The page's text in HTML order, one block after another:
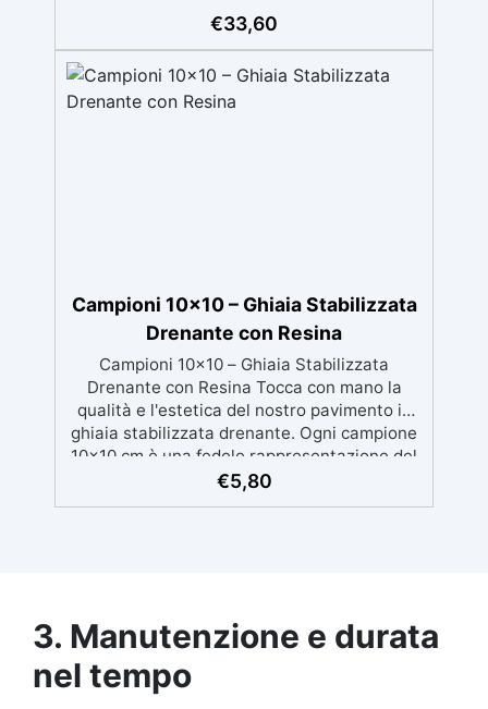
quantità di prodotto necessaria.Per un
risultato ottimale, consigliamo di acquistare
una quantità sufficiente per l’applicazione di
almeno due mani. ✅ Resina metacrilica
asciugatura in meno di 12 ore per una
protezione rapida e duratura ✅ Ideale per
resistente a temperature estreme e agenti
chimici
€33,60
Campioni 10x10 – Ghiaia Stabilizzata
Drenante con Resina
Campioni 10x10 – Ghiaia Stabilizzata
Drenante con Resina Tocca con mano la
qualità e l'estetica del nostro pavimento in
ghiaia stabilizzata drenante. Ogni campione
10x10 cm è una fedele rappresentazione del
materiale finito, composto da ghiaia naturale
con la posa su ampie superfici. Il campione
ha spessore 1 cm ma puo essere posato fino
a 10 cm di spessore
€5,80
3. Manutenzione e durata
nel tempo